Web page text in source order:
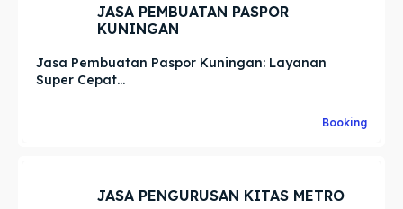
JASA PEMBUATAN PASPOR
KUNINGAN
Jasa Pembuatan Paspor Kuningan: Layanan
Super Cepat...
Booking
JASA PENGURUSAN KITAS METRO